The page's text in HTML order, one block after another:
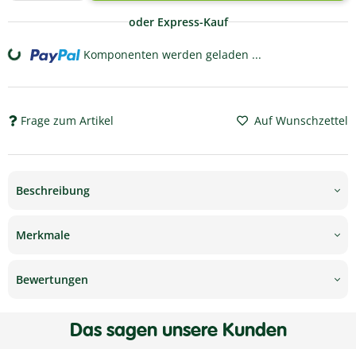
oder Express-Kauf
Loading... Komponenten werden geladen ...
Frage zum Artikel Auf Wunschzettel
Beschreibung
Merkmale
Bewertungen
Das sagen unsere Kunden